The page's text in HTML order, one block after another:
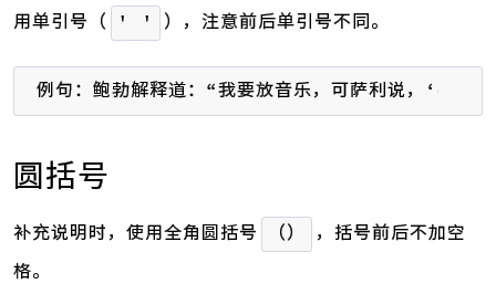
用单引号（
' ' ），注意前后单引号不同。
例句：鲍勃解释道：“我要放音乐，可萨利说，‘不行
圆括号
补充说明时，使用全角圆括号 （）
，括号前后不加空
格。